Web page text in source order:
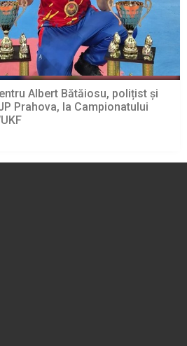
Albert Bătăiosu, polițist și
Prahova, la Campionatului